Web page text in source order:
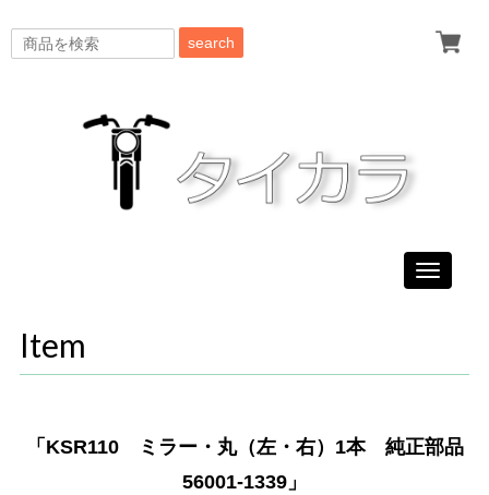
search
Toggle
Item
「KSR110 ミラー・丸（左・右）1本 純正部品
56001-1339」